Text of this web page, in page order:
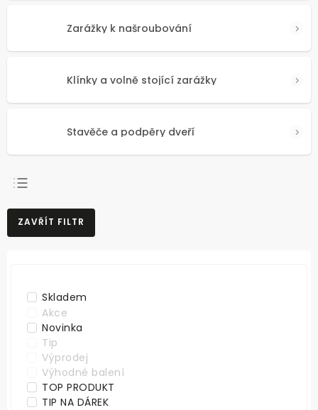
Zarážky k našroubování
Klínky a volně stojící zarážky
Stavěče a podpěry dveří
NEJPRODÁVANĚJŠÍ
NEJLEVNĚJŠÍ
ZAVŘÍT FILTR
Skladem
Akce
Novinka
Tip
Výprodej
Výhodné balení
TOP PRODUKT
TIP NA DÁREK